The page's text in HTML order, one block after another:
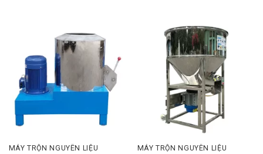
MÁY TRỘN NGUYÊN LIỆU MÁY TRỘN NGUYÊN LIỆU